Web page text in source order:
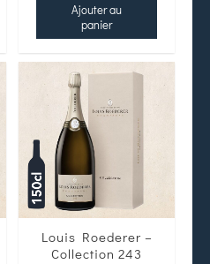
Ajouter au
panier
Louis Roederer –
Collection 243